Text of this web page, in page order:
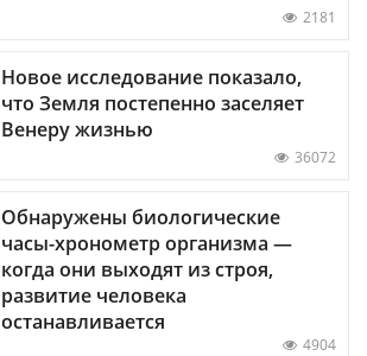
2181
Новое исследование показало,
что Земля постепенно заселяет
Венеру жизнью
36072
Обнаружены биологические
часы-хронометр организма —
когда они выходят из строя,
развитие человека
останавливается
4904